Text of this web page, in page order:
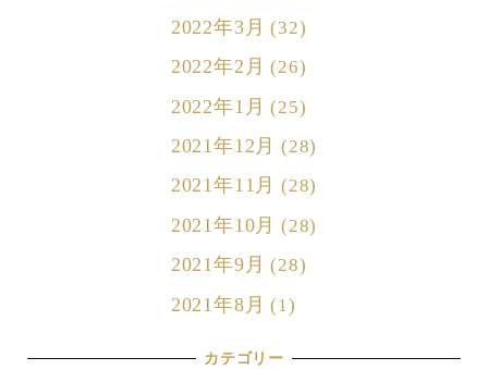
2022年3月 (32)
2022年2月 (26)
2022年1月 (25)
2021年12月 (28)
2021年11月 (28)
2021年10月 (28)
2021年9月 (28)
2021年8月 (1)
カテゴリー